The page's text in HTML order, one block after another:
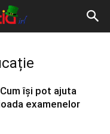
își pot ajuta
examenelor